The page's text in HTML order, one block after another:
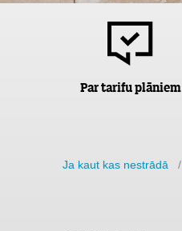
Par tarifu plāniem
Ja kaut kas nestrādā /